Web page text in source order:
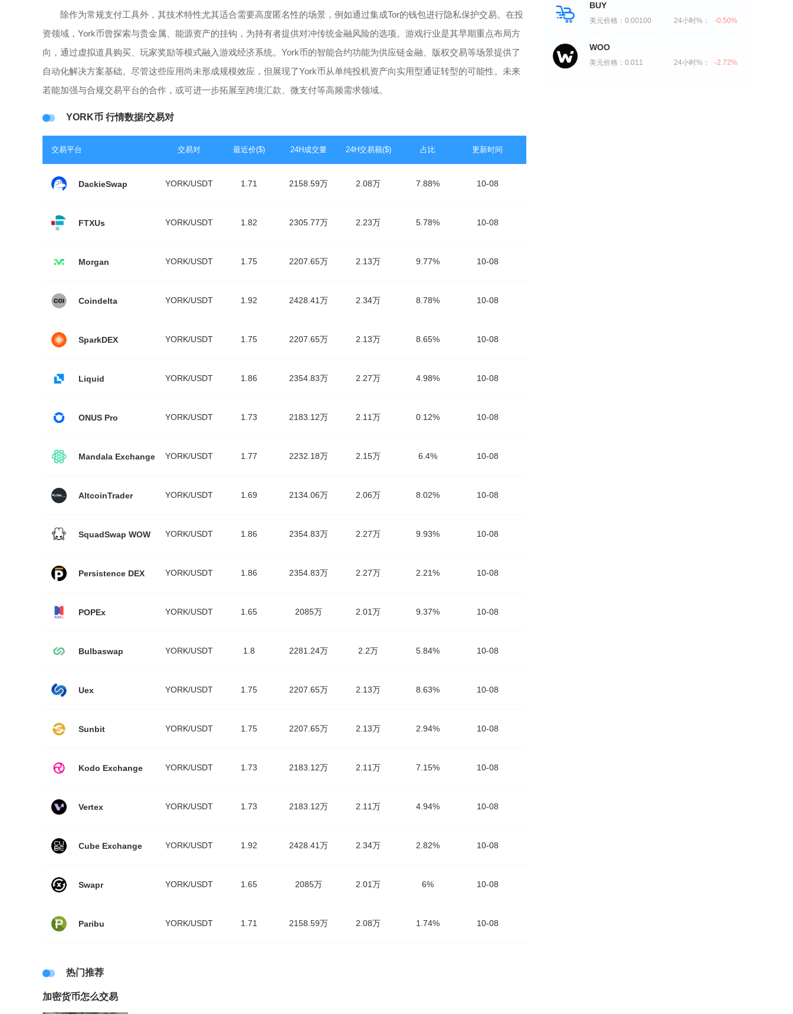
除作为常规支付工具外，其技术特性尤其适合需要高度匿名性的场景，例如通过集成Tor的钱包进行隐私保护交易。在投
资领域，York币曾探索与贵金属、能源资产的挂钩，为持有者提供对冲传统金融风险的选项。游戏行业是其早期重点布局方
向，通过虚拟道具购买、玩家奖励等模式融入游戏经济系统。York币的智能合约功能为供应链金融、版权交易等场景提供了
自动化解决方案基础。尽管这些应用尚未形成规模效应，但展现了York币从单纯投机资产向实用型通证转型的可能性。未来
若能加强与合规交易平台的合作，或可进一步拓展至跨境汇款、微支付等高频需求领域。
YORK币 行情数据/交易对
交易平台 交易对 最近价($) 24H成交量 24H交易额($) 占比 更新时间
DackieSwap YORK/USDT 1.71 2158.59万 2.08万 7.88% 10-08
FTXUs YORK/USDT 1.82 2305.77万 2.23万 5.78% 10-08
Morgan YORK/USDT 1.75 2207.65万 2.13万 9.77% 10-08
Coindelta YORK/USDT 1.92 2428.41万 2.34万 8.78% 10-08
SparkDEX YORK/USDT 1.75 2207.65万 2.13万 8.65% 10-08
Liquid YORK/USDT 1.86 2354.83万 2.27万 4.98% 10-08
ONUS Pro YORK/USDT 1.73 2183.12万 2.11万 0.12% 10-08
Mandala Exchange YORK/USDT 1.77 2232.18万 2.15万 6.4% 10-08
AltcoinTrader YORK/USDT 1.69 2134.06万 2.06万 8.02% 10-08
SquadSwap WOW YORK/USDT 1.86 2354.83万 2.27万 9.93% 10-08
Persistence DEX YORK/USDT 1.86 2354.83万 2.27万 2.21% 10-08
POPEx YORK/USDT 1.65 2085万 2.01万 9.37% 10-08
Bulbaswap YORK/USDT 1.8 2281.24万 2.2万 5.84% 10-08
Uex YORK/USDT 1.75 2207.65万 2.13万 8.63% 10-08
Sunbit YORK/USDT 1.75 2207.65万 2.13万 2.94% 10-08
Kodo Exchange YORK/USDT 1.73 2183.12万 2.11万 7.15% 10-08
Vertex YORK/USDT 1.73 2183.12万 2.11万 4.94% 10-08
Cube Exchange YORK/USDT 1.92 2428.41万 2.34万 2.82% 10-08
Swapr YORK/USDT 1.65 2085万 2.01万 6% 10-08
Paribu YORK/USDT 1.71 2158.59万 2.08万 1.74% 10-08
热门推荐
加密货币怎么交易
BUY
美元价格： 0.00100 24小时%： -0.50%
WOO
美元价格： 0.011 24小时%： -2.72%